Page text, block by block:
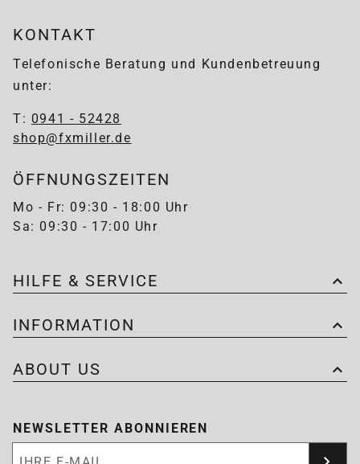
KONTAKT
Telefonische Beratung und Kundenbetreuung
unter:
T: 0941 - 52428
shop@fxmiller.de
ÖFFNUNGSZEITEN
Mo - Fr: 09:30 - 18:00 Uhr
Sa: 09:30 - 17:00 Uhr
HILFE & SERVICE
INFORMATION
ABOUT US
NEWSLETTER ABONNIEREN